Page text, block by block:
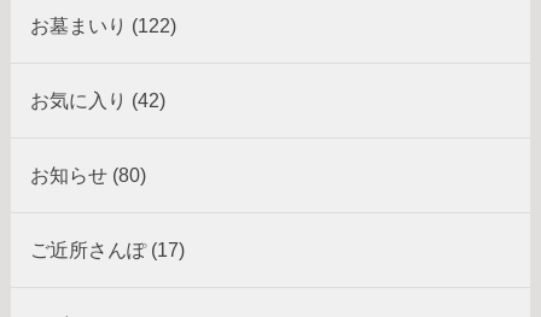
お墓まいり (122)
お気に入り (42)
お知らせ (80)
ご近所さんぽ (17)